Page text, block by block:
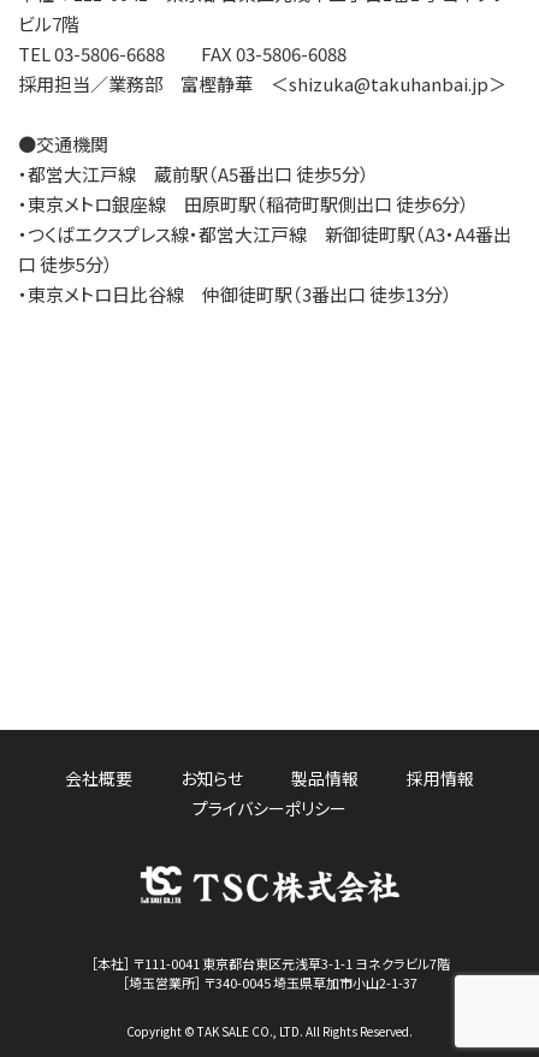
ビル7階
TEL03-5806-6688 FAX03-5806-6088
採用担当／業務部 富樫静華 ＜shizuka@takuhanbai.jp＞
●交通機関
・都営大江戸線 蔵前駅（A5番出口 徒歩5分）
・東京メトロ銀座線 田原町駅（稲荷町駅側出口 徒歩6分）
・つくばエクスプレス線・都営大江戸線 新御徒町駅（A3・A4番出
口 徒歩5分）
・東京メトロ日比谷線 仲御徒町駅（3番出口 徒歩13分）
会社概要 お知らせ 製品情報
採用情報
プライバシーポリシー
［本社］ 〒111-0041 東京都台東区元浅草3-1-1 ヨネクラビル7階
［埼玉営業所］ 〒340-0045 埼玉県草加市小山2-1-37
Copyright © TAK SALE CO., LTD. All Rights Reserved.